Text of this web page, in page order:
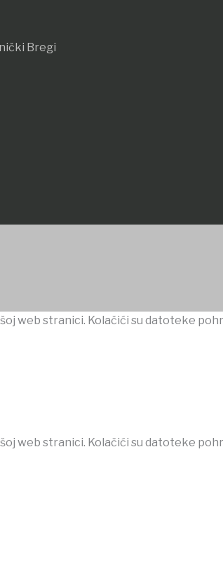
Bregi
web stranici. Kolačići su datoteke
web stranici. Kolačići su datoteke